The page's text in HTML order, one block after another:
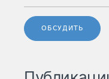
ОБСУДИТЬ